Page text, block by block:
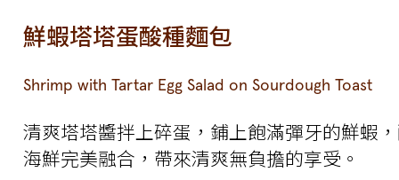
鮮蝦塔塔蛋酸種麵包
Shrimp with Tartar Egg Salad on Sourdough Toast
清爽塔塔醬拌上碎蛋，鋪上飽滿彈牙的鮮蝦
海鮮完美融合，帶來清爽無負擔的享受。